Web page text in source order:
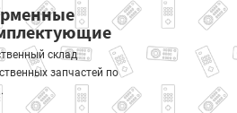
склад
запчастей по